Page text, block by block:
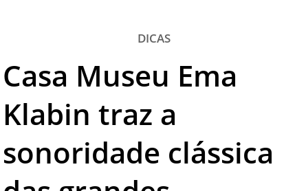
DICAS
TURISMO SA TV
TESTADO E APROVADO
PARCEIROS
QUEM SOMOS - EQUIPE
DICAS
Casa Museu Ema
Klabin traz a
sonoridade clássica